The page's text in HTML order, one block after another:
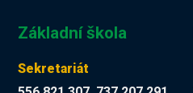
Základní škola
Sekretariát